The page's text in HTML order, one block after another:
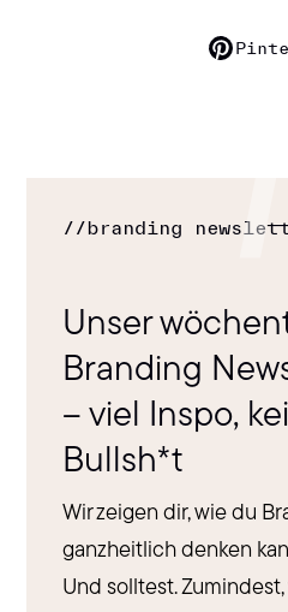
//branding
Unser
Branding
– viel Inspo,
Bullsh*t
Wir zeigen dir, wie du
ganzheitlich denken
Und solltest.